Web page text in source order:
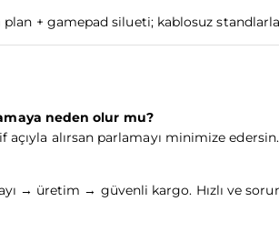
plan + gamepad silueti; kablosuz
neden olur mu?
açıyla alırsan parlamayı minimize edersin.
→ üretim → güvenli kargo. Hızlı ve